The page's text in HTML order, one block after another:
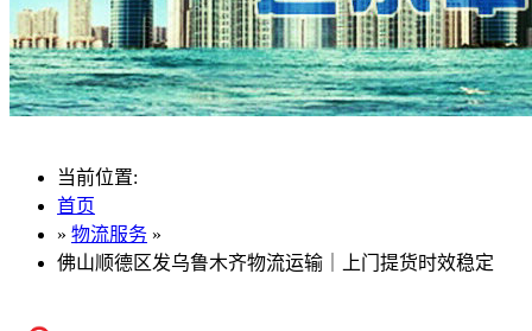
当前位置:
首页
» 物流服务 »
佛山顺德区发乌鲁木齐物流运输｜上门提货时效稳定